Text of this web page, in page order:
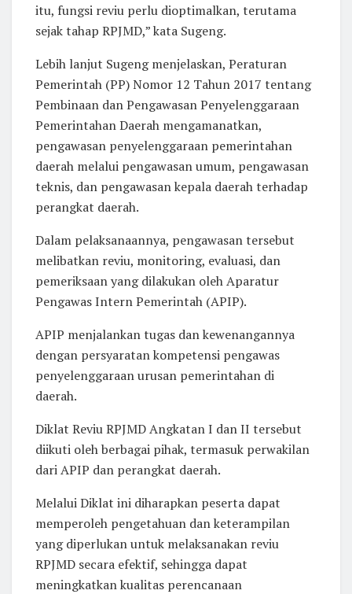
itu, fungsi reviu perlu dioptimalkan, terutama
sejak tahap RPJMD,” kata Sugeng.
Lebih lanjut Sugeng menjelaskan, Peraturan
Pemerintah (PP) Nomor 12 Tahun 2017 tentang
Pembinaan dan Pengawasan Penyelenggaraan
Pemerintahan Daerah mengamanatkan,
pengawasan penyelenggaraan pemerintahan
daerah melalui pengawasan umum, pengawasan
teknis, dan pengawasan kepala daerah terhadap
perangkat daerah.
Dalam pelaksanaannya, pengawasan tersebut
melibatkan reviu, monitoring, evaluasi, dan
pemeriksaan yang dilakukan oleh Aparatur
Pengawas Intern Pemerintah (APIP).
APIP menjalankan tugas dan kewenangannya
dengan persyaratan kompetensi pengawas
penyelenggaraan urusan pemerintahan di
daerah.
Diklat Reviu RPJMD Angkatan I dan II tersebut
diikuti oleh berbagai pihak, termasuk perwakilan
dari APIP dan perangkat daerah.
Melalui Diklat ini diharapkan peserta dapat
memperoleh pengetahuan dan keterampilan
yang diperlukan untuk melaksanakan reviu
RPJMD secara efektif, sehingga dapat
meningkatkan kualitas perencanaan